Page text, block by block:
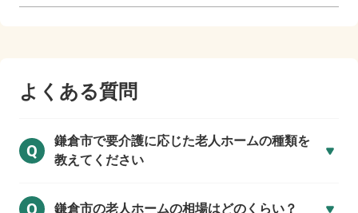
よくある質問
Q
鎌倉市で要介護に応じた老人ホームの種類を
教えてください
鎌倉市の老人ホームの相場はどのくらい？